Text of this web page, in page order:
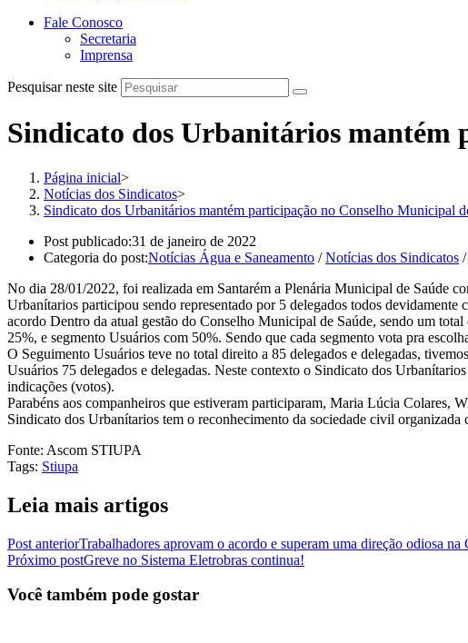
Fale Conosco
Secretaria
Imprensa
Pesquisar neste site
Sindicato dos Urbanitários mantém
Página inicial>
Notícias dos Sindicatos>
Sindicato dos Urbanitários mantém participação no Conselho Municipal
Post publicado:31 de janeiro de 2022
Categoria do post:Notícias Água e Saneamento / Notícias dos Sindicatos /
No dia 28/01/2022, foi realizada em Santarém a Plenária Municipal de Saúde
Urbanítarios participou sendo representado por 5 delegados todos
acordo Dentro da atual gestão do Conselho Municipal de Saúde, sendo um
25%, e segmento Usuários com 50%. Sendo que cada segmento vota pra
O Seguimento Usuários teve no total direito a 85 delegados e delegadas,
Usuários 75 delegados e delegadas. Neste contexto o Sindicato dos
indicações (votos).
Parabéns aos companheiros que estiveram participaram, Maria Lúcia
Sindicato dos Urbanítarios tem o reconhecimento da sociedade civil
Fonte: Ascom STIUPA
Tags: Stiupa
Leia mais artigos
Post anteriorTrabalhadores aprovam o acordo e superam uma direção odiosa na
Próximo postGreve no Sistema Eletrobras continua!
Você também pode gostar